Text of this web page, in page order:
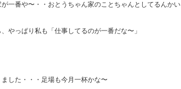
一番や〜・・おとうちゃん家のことちゃんとしてるんかい
やっぱり私も「仕事してるのが一番だな〜」
した・・・足場も今月一杯かな〜